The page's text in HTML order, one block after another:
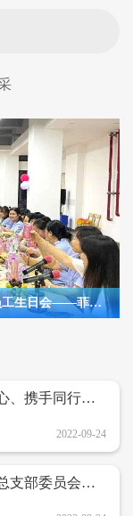
工生日会——菲姿
、携手同行、
2022-09-24
支部委员会换